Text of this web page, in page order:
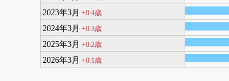
2023年3月+0.4歳
2024年3月+0.3歳
2025年3月+0.2歳
2026年3月+0.1歳